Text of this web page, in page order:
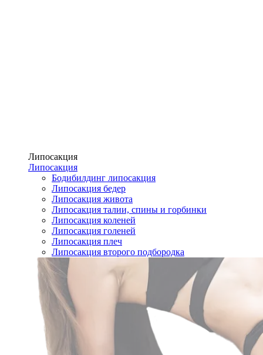
Липосакция
Липосакция
Бодибилдинг липосакция
Липосакция бедер
Липосакция живота
Липосакция талии, спины и горбинки
Липосакция коленей
Липосакция голеней
Липосакция плеч
Липосакция второго подбородка